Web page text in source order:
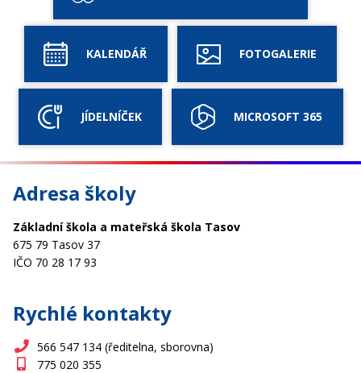
KALENDÁŘ FOTOGALERIE
JÍDELNÍČEK MICROSOFT 365
Adresa školy
Základní škola a mateřská škola Tasov
675 79 Tasov 37
IČO 70 28 17 93
Rychlé kontakty
566 547 134 (ředitelna, sborovna)
775 020 355